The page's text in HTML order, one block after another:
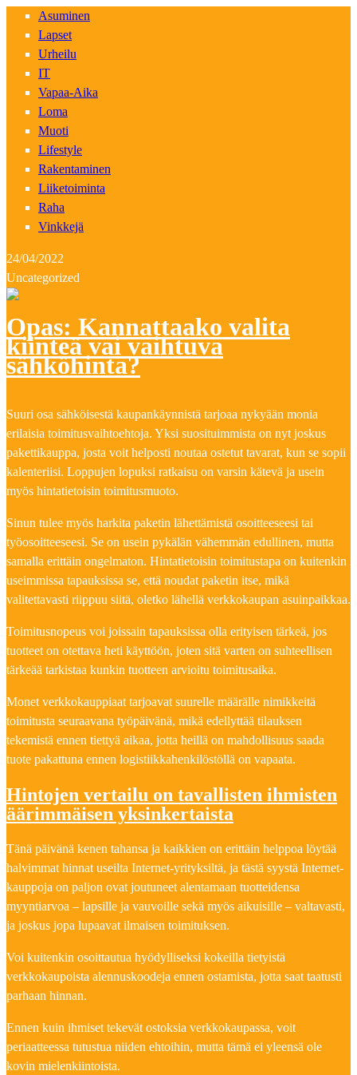
Asuminen
Lapset
Urheilu
IT
Vapaa-Aika
Loma
Muoti
Lifestyle
Rakentaminen
Liiketoiminta
Raha
Vinkkejä
24/04/2022
Uncategorized
Opas: Kannattaako valita
kiinteä vai vaihtuva
sähköhinta?
Suuri osa sähköisestä kaupankäynnistä tarjoaa nykyään monia
erilaisia toimitusvaihtoehtoja. Yksi suosituimmista on nyt joskus
pakettikauppa, josta voit helposti noutaa ostetut tavarat, kun se sopii
kalenteriisi. Loppujen lopuksi ratkaisu on varsin kätevä ja usein
myös hintatietoisin toimitusmuoto.
Sinun tulee myös harkita paketin lähettämistä osoitteeseesi tai
työosoitteeseesi. Se on usein pykälän vähemmän edullinen, mutta
samalla erittäin ongelmaton. Hintatietoisin toimitustapa on kuitenkin
useimmissa tapauksissa se, että noudat paketin itse, mikä
valitettavasti riippuu siitä, oletko lähellä verkkokaupan asuinpaikkaa.
Toimitusnopeus voi joissain tapauksissa olla erityisen tärkeä, jos
tuotteet on otettava heti käyttöön, joten sitä varten on suhteellisen
tärkeää tarkistaa kunkin tuotteen arvioitu toimitusaika.
Monet verkkokauppiaat tarjoavat suurelle määrälle nimikkeitä
toimitusta seuraavana työpäivänä, mikä edellyttää tilauksen
tekemistä ennen tiettyä aikaa, jotta heillä on mahdollisuus saada
tuote pakattuna ennen logistiikkahenkilöstöllä on vapaata.
Hintojen vertailu on tavallisten ihmisten
äärimmäisen yksinkertaista
Tänä päivänä kenen tahansa ja kaikkien on erittäin helppoa löytää
halvimmat hinnat useilta Internet-yrityksiltä, ja tästä syystä Internet-
kauppoja on paljon ovat joutuneet alentamaan tuotteidensa
myyntiarvoa – lapsille ja vauvoille sekä myös aikuisille – valtavasti,
ja joskus jopa lupaavat ilmaisen toimituksen.
Voi kuitenkin osoittautua hyödylliseksi kokeilla tietyistä
verkkokaupoista alennuskoodeja ennen ostamista, jotta saat taatusti
parhaan hinnan.
Ennen kuin ihmiset tekevät ostoksia verkkokaupassa, voit
periaatteessa tutustua niiden ehtoihin, mutta tämä ei yleensä ole
kovin mielenkiintoista.